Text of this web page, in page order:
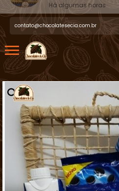
contato@chocolatesecia.com.br
Gisleine S.acabou de
Cesta de Café da
Há algumas horas